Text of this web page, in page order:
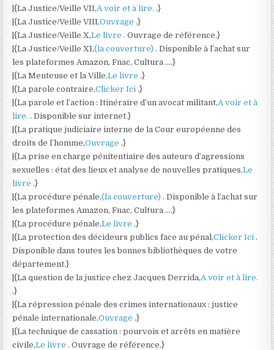
|{La Justice/Veille VII,A voir et à lire..}
|{La Justice/Veille VIII,Ouvrage.}
|{La Justice/Veille X,Le livre. Ouvrage de référence.}
|{La Justice/Veille XI,(la couverture). Disponible à l’achat sur
les plateformes Amazon, Fnac, Cultura ….}
|{La Menteuse et la Ville,Le livre.}
|{La parole contraire,Clicker Ici.}
|{La parole et l’action : Itinéraire d’un avocat militant,A voir et à
lire.. Disponible sur internet.}
|{La pratique judiciaire interne de la Cour européenne des
droits de l’homme,Ouvrage.}
|{La prise en charge pénitentiaire des auteurs d’agressions
sexuelles : état des lieux et analyse de nouvelles pratiques,Le
livre.}
|{La procédure pénale,(la couverture). Disponible à l’achat sur
les plateformes Amazon, Fnac, Cultura ….}
|{La procédure pénale,Le livre.}
|{La protection des décideurs publics face au pénal,Clicker Ici.
Disponible dans toutes les bonnes bibliothèques de votre
département.}
|{La question de la justice chez Jacques Derrida,A voir et à lire.
.}
|{La répression pénale des crimes internationaux : justice
pénale internationale,Ouvrage.}
|{La technique de cassation : pourvois et arrêts en matière
civile,Le livre. Ouvrage de référence.}